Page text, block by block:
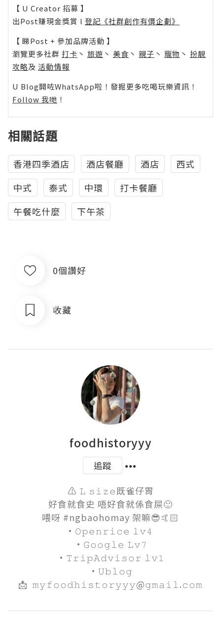
【 U Creator 招募 】
出Post賺現金獎賞 l 登記《社群創作有價企劃》
【 睇Post + 參加品牌活動 】
瀏覽更多社群 打卡 丶 旅遊 丶 美食 丶 親子 丶 寵物 丶 扮靚
攻略及 活動情報
U Blog開咗WhatsApp啦！發掘更多吃喝玩樂資訊！
Follow 我哋 ！
相關話題
香港四季酒店 酒店餐廳 酒店
西式
中式
泰式 中環
打卡餐廳
午餐吃什麼
下午茶
0個讚好
收藏
foodhistoryyy
追蹤
⚠️ 𝙻 𝚜𝚒𝚣𝚎既雀仔胃
好食就食史 唔好食就係食屎🙂
喂呀 #ngbaohomay 架嘛😎🤙🏻
·𝙾𝚙𝚎𝚗𝚛𝚒𝚌𝚎 𝚕𝚟𝟺
·𝙶𝚘𝚘𝚐𝚕𝚎 𝙻𝚟𝟽
·𝚃𝚛𝚒𝚙𝙰𝚍𝚟𝚒𝚜𝚘𝚛 𝚕𝚟𝟷
·𝚄𝚋𝚕𝚘𝚐
📩  𝚖𝚢𝚏𝚘𝚘𝚍𝚑𝚒𝚜𝚝𝚘𝚛𝚢𝚢𝚢@𝚐𝚖𝚊𝚒𝚕.𝚌𝚘𝚖